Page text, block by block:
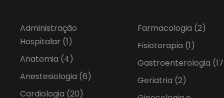
Administração
Hospitalar (1)
Anatomia (4)
Anestesiologia (6)
Cardiologia (20)
Farmacologia (2)
Fisioterapia (1)
Gastroenterologia
Geriatria (2)